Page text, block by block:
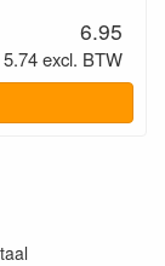
6.95
5.74 excl. BTW